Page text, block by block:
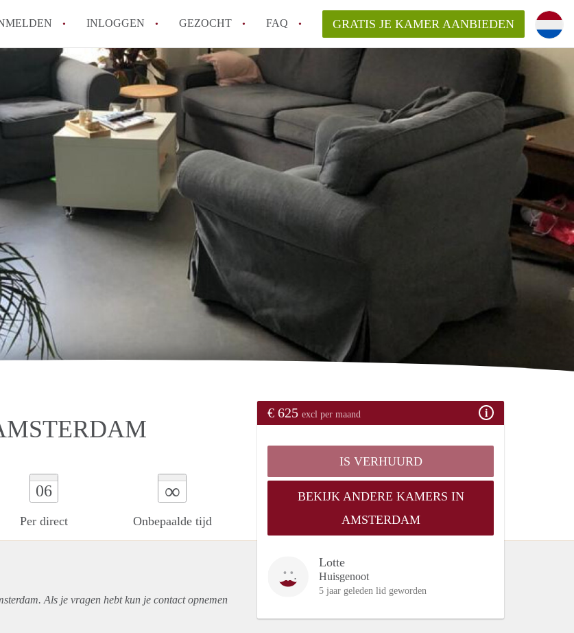
INLOGGEN GEZOCHT FAQ
Wat is het puntensysteem voor een onzelfstandige woonruimte (kamer) in
Amsterdam?
Wat zijn de opzegtermijnen bij een kamer in Amsterdam?
Wat zijn de populairste zoektermen voor een kamer in Amsterdam en wat
betekent dit voor jou als zoeker?
Wat is een studentenkamer in Amsterdam?
Waarom geen bemiddelingskosten voor de huurder?
Alle veelgestelde vragen
GRATIS JE KAMER AANBIEDEN
06
Per direct
∞
Onbepaalde tijd
€ 625 excl per maand
IS VERHUURD
BEKIJK ANDERE KAMERS IN
AMSTERDAM
Lotte
Huisgenoot
5 jaar geleden lid geworden
Als je vragen hebt kun je contact opnemen